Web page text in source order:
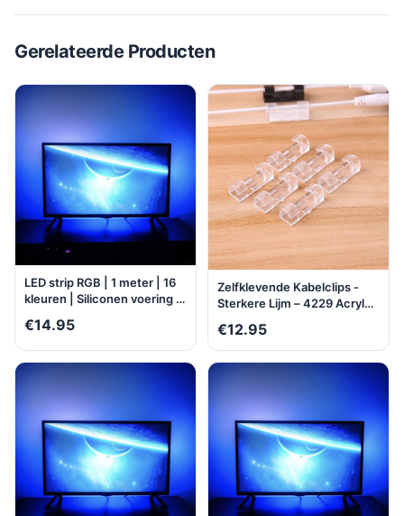
Gerelateerde Producten
LED strip RGB | 1 meter | 16
kleuren | Siliconen voering |
Water- en stofbestendig |
Zelfklevend |
Multifunctioneel
€14.95
Zelfklevende Kabelclips -
Sterkere Lijm – 4229 Acryl
Kabelklemmetjes -
KabelOrganizer - 40 stuks
€12.95